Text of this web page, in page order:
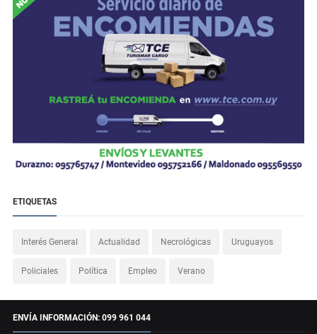
ETIQUETAS
Interés General Actualidad Necrológicas Uruguayos
Policiales Política Empleo Verano
ENVÍA INFORMACIÓN: 099 961 044